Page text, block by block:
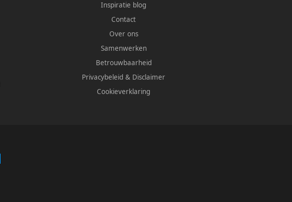
Inspiratie blog
Contact
Over ons
Samenwerken
Betrouwbaarheid
Privacybeleid & Disclaimer
Cookieverklaring